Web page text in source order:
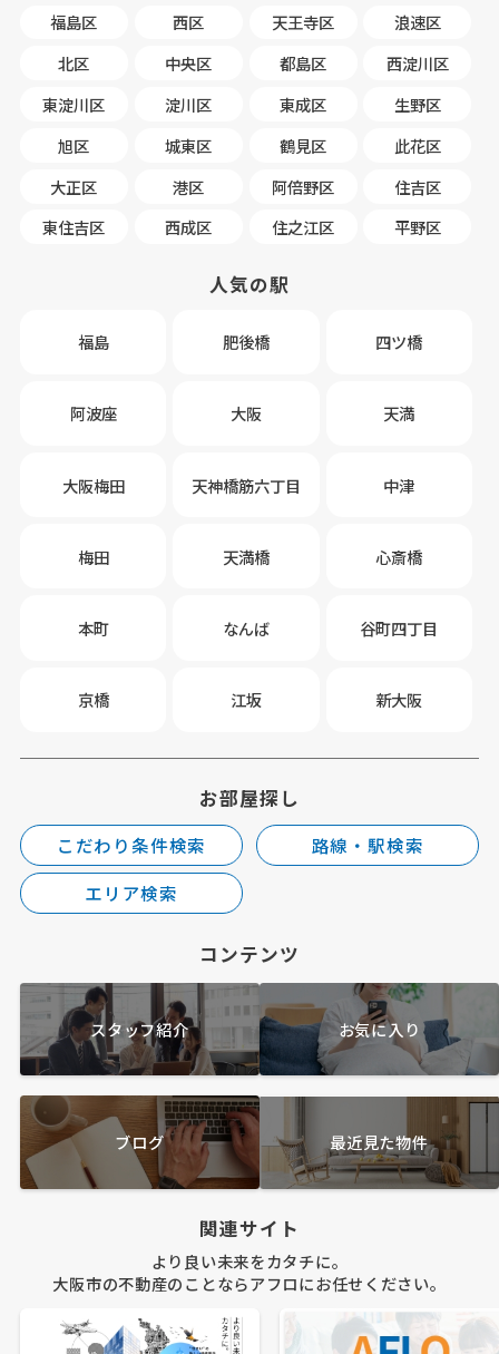
福島区 西区 天王寺区
浪速区
北区
中央区 都島区
西淀川区
東淀川区
淀川区 東成区
生野区
旭区
城東区 鶴見区
此花区
大正区
港区 阿倍野区
住吉区
東住吉区
西成区 住之江区 平野区
人気の駅
福島 肥後橋 四ツ橋
阿波座 大阪 天満
大阪梅田 天神橋筋六丁目 中津
梅田 天満橋 心斎橋
本町 なんば 谷町四丁目
京橋 江坂 新大阪
お部屋探し
こだわり条件検索
路線・駅検索
エリア検索
コンテンツ
スタッフ紹介 お気に入り
ブログ 最近見た物件
関連サイト
より良い未来をカタチに。
大阪市の不動産のことならアフロにお任せください。